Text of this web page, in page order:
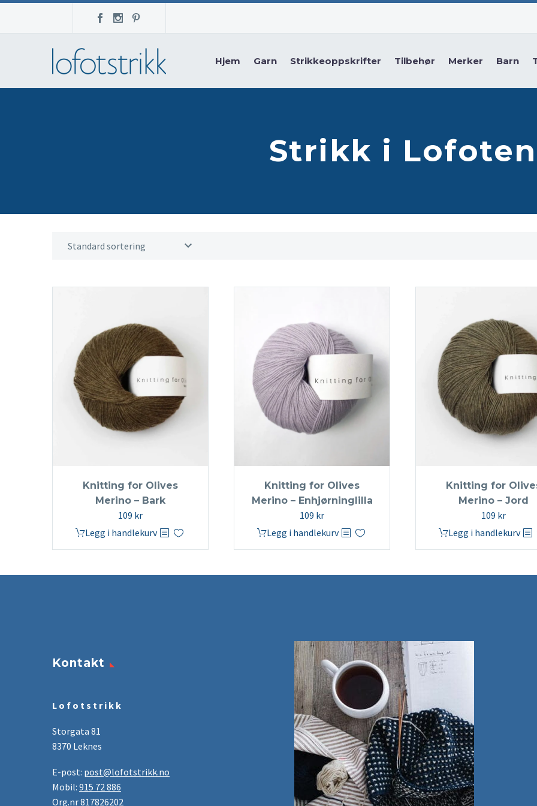
Hjem Garn Strikkeoppskrifter Tilbehør Merker Barn
Strikk i Lofoten
Standard sortering
Knitting for Olives
Merino – Bark
109 kr
Legg i handlekurv
Knitting for Olives
Merino – Enhjørninglilla
109 kr
Legg i handlekurv
Knitting for
Merino – Jord
109 kr
Legg i handlekurv
Kontakt
L o f o t s t r i k k
Storgata 81
8370 Leknes
E-post: post@lofotstrikk.no
Mobil: 915 72 886
Org.nr 817826202